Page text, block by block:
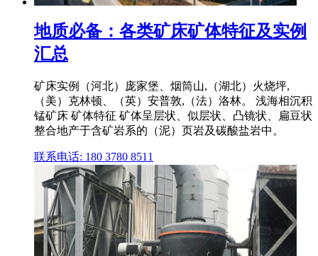
地质必备：各类矿床矿体特征及实例
汇总
矿床实例（河北）庞家堡、烟筒山,（湖北）火烧坪,
（美）克林顿、（英）安普敦,（法）洛林。 浅海相沉积
锰矿床 矿体特征 矿体呈层状、似层状、凸镜状、扁豆状
整合地产于含矿岩系的（泥）页岩及碳酸盐岩中。
联系电话: 180 3780 8511